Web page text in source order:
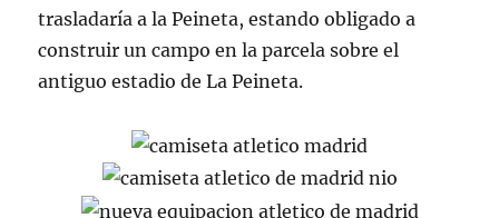
trasladaría a la Peineta, estando obligado a
construir un campo en la parcela sobre el
antiguo estadio de La Peineta.